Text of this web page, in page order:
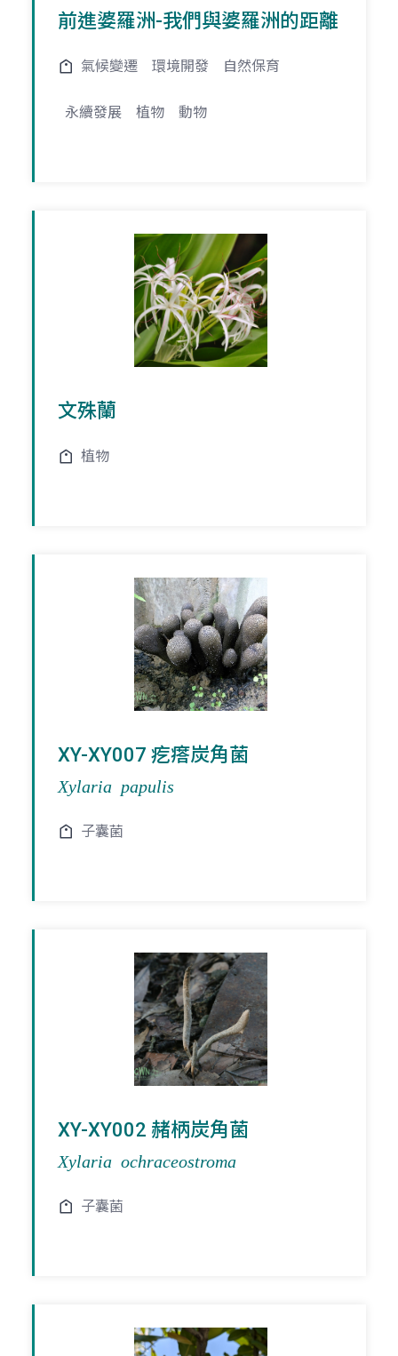
前進婆羅洲-我們與婆羅洲的距離
氣候變遷 環境開發 自然保育
永續發展 植物 動物
文殊蘭
植物
XY-XY007 疙瘩炭角菌
Xylaria papulis
子囊菌
XY-XY002 赭柄炭角菌
Xylaria ochraceostroma
子囊菌